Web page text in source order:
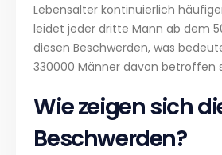
Lebensalter kontinuierlich
leidet jeder dritte Mann ab dem
diesen Beschwerden, was
330000 Männer davon betroffen
Wie zeigen sich
Beschwerden?